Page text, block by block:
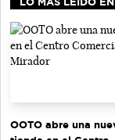
OOTO abre una